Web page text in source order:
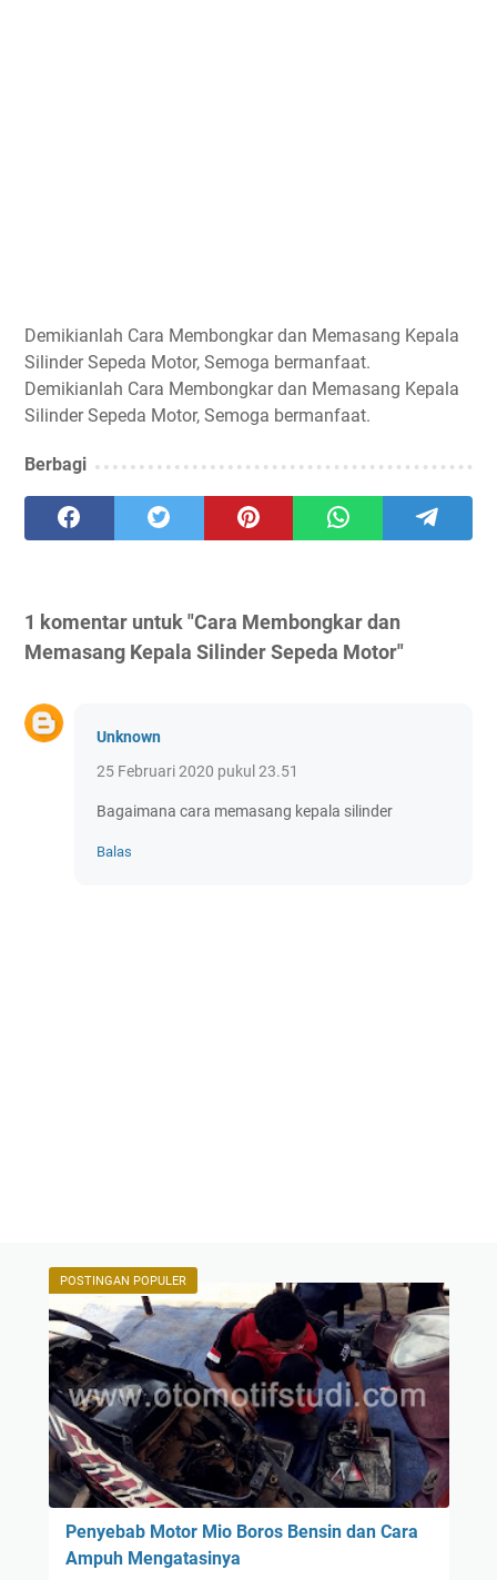
Demikianlah Cara Membongkar dan Memasang Kepala
Silinder Sepeda Motor, Semoga bermanfaat.
Demikianlah Cara Membongkar dan Memasang Kepala
Silinder Sepeda Motor, Semoga bermanfaat.
Berbagi
1 komentar untuk "Cara Membongkar dan
Memasang Kepala Silinder Sepeda Motor"
Unknown
25 Februari 2020 pukul 23.51
Bagaimana cara memasang kepala silinder
Balas
POSTINGAN POPULER
Penyebab Motor Mio Boros Bensin dan Cara
Ampuh Mengatasinya